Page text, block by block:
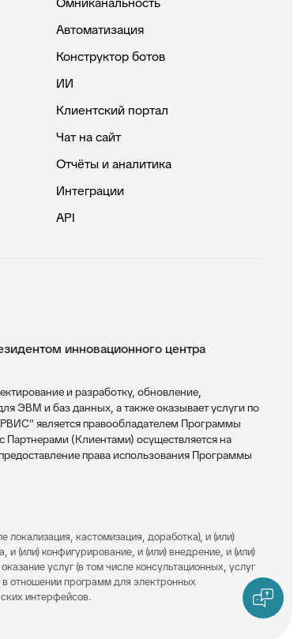
Автоматизация
Конструктор ботов
ИИ
Клиентский портал
Чат на сайт
Отчёты и аналитика
Интеграции
API
инновационного центра
и разработку, обновление,
ЭВМ и баз данных, а также оказывает услуги по
является правообладателем Программы
(Клиентами) осуществляется на
права использования Программы
локализация, кастомизация, доработка), и (или)
и (или) конфигурирование, и (или) внедрение, и (или)
услуг (в том числе консультационных, услуг
в отношении программ для электронных
интерфейсов.